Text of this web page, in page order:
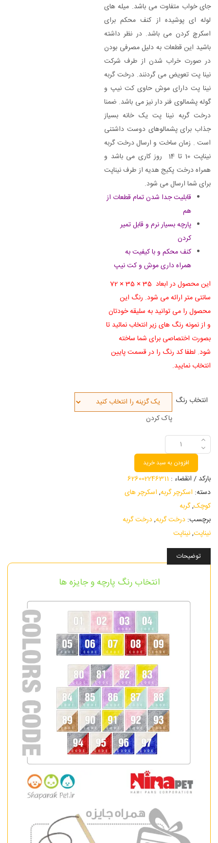
جای خواب متفاوت می باشد. میله های
لوله ای پوشیده از کنف محکم برای
اسکرچ کردن می باشد. در نظر داشته
باشید این قطعات به دلیل مصرفی بودن
در صورت خراب شدن از طرف شرکت
نینا پت تعویض می گردنند. درخت گربه
نینا پت دارای موش حاوی کت نیپ و
گوله پشمالوی فنر دار نیز می باشد. ضمنا
درخت گربه نینا پت یک خانه بسیاز
جذاب برای پشمالوهای دوست داشتنی
است . زمان ساخت و ارسال درخت گربه
نیناپت 10 تا 14 روز کاری می باشد و
همراه درخت پکیج هدیه از طرف نیناپت
برای شما ارسال می شود.
قابلیت جدا شدن تمام قطعات از
هم
پارچه بسیار نرم و قابل تمیر
کردن
کنف محکم و با کیفیت به
همراهداری موش و کت نیپ
این محصول در ابعاد 35 × 35 × 72
سانتی متر ارائه می شود. رنگ این
محصول را می توانید به سلیقه خودتان
و از نمونه رنگ های زیر انتخاب نمائید تا
بصورت اختصاصی برای شما ساخته
شود. لطفا کد رنگ را در قسمت پایین
انتخاب نمایید.
انتخاب رنگ
پاک کردن
افزودن به سبد خرید
بارکد / انقضاء : 626002246311
دسته: اسکرچر گربه, اسکرچر های
کوچک,گربه
برچسب:درخت گربه,درخت گربه
نیناپت,نیناپت
توضیحات
انتخاب رنگ پارچه و جایزه ها